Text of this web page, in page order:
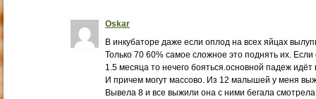
Oskar
В инкубаторе даже если оплод на всех яйцах
Только 70 60% самое сложное это поднять их.
1.5 месяца то нечего бояться.основной падеж идёт
И причем могут массово. Из 12 малышей у меня
Вывела 8 и все выжили она с ними бегала